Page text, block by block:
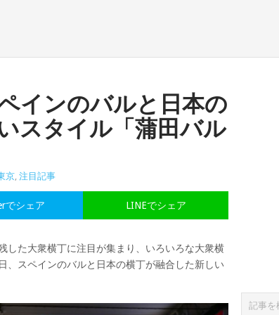
インのバルと日本の
スタイル「蒲田バル
京, 注目記事
LINEでシェア
でシェア
した大衆横丁に注目が集まり、いろいろな大衆横
スペインのバルと日本の横丁が融合した新しい